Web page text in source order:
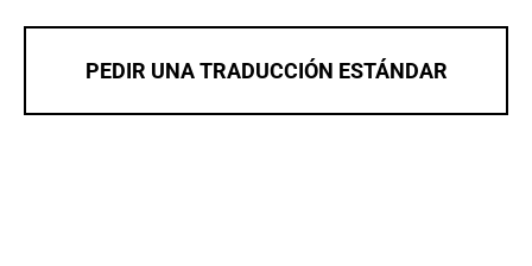
PEDIR UNA TRADUCCIÓN ESTÁNDAR